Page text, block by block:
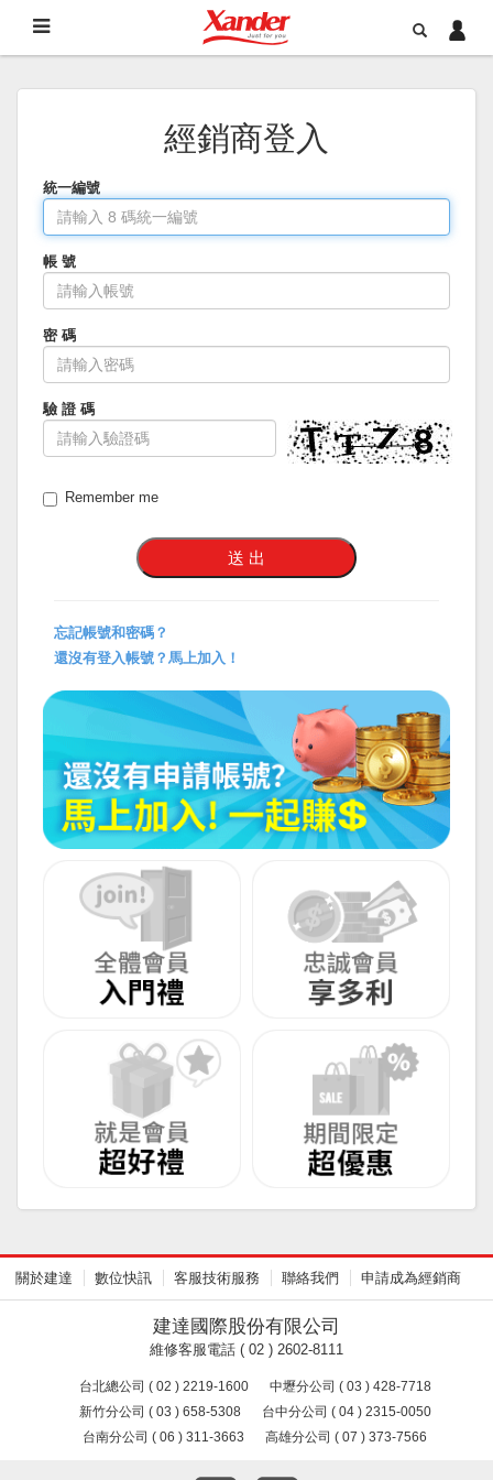
經銷商登入
統一編號
帳 號
密 碼
驗 證 碼
Remember me
忘記帳號和密碼？
還沒有登入帳號？馬上加入！
關於建達 數位快訊 客服技術服務 聯絡我們 申請成為經銷商
建達國際股份有限公司
維修客服電話 ( 02 ) 2602-8111
台北總公司 ( 02 ) 2219-1600
中壢分公司 ( 03 ) 428-7718
新竹分公司 ( 03 ) 658-5308
台中分公司 ( 04 ) 2315-0050
台南分公司 ( 06 ) 311-3663
高雄分公司 ( 07 ) 373-7566